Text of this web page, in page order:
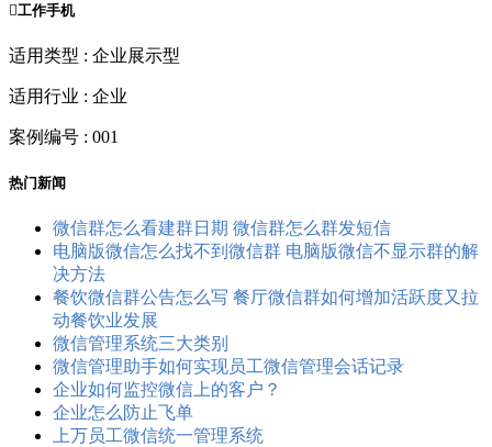
工作手机
适用类型 : 企业展示型
适用行业 : 企业
案例编号 : 001
热门新闻
微信群怎么看建群日期 微信群怎么群发短信
电脑版微信怎么找不到微信群 电脑版微信不显示群的解
决方法
餐饮微信群公告怎么写 餐厅微信群如何增加活跃度又拉
动餐饮业发展
微信管理系统三大类别
微信管理助手如何实现员工微信管理会话记录
企业如何监控微信上的客户？
企业怎么防止飞单
上万员工微信统一管理系统